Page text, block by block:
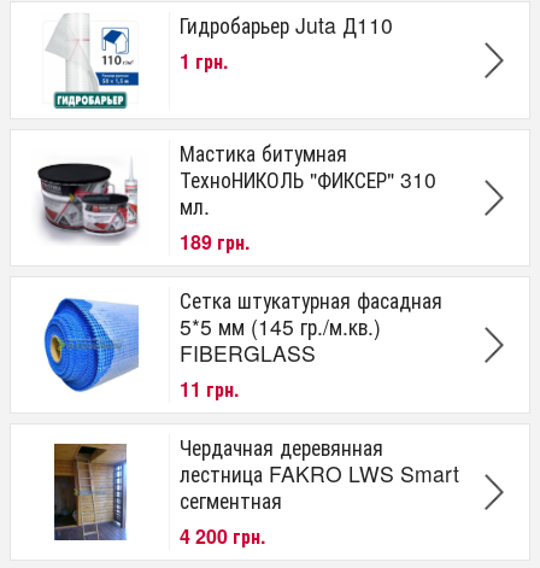
Гидробарьер Juta Д110
1 грн.
Мастика битумная
ТехноНИКОЛЬ "ФИКСЕР" 310
мл.
189 грн.
Сетка штукатурная фасадная
5*5 мм (145 гр./м.кв.)
FIBERGLASS
11 грн.
Чердачная деревянная
лестница FAKRO LWS Smart
сегментная
4 200 грн.